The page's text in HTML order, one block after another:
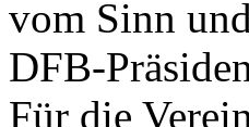
vom Sinn
DFB-
Für die